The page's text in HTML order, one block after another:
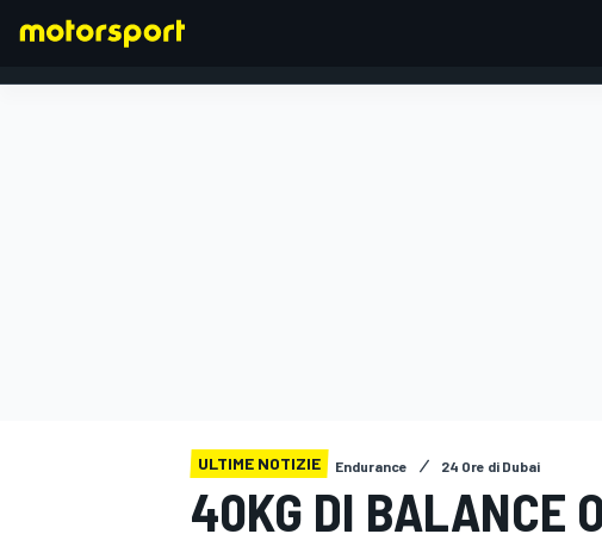
ULTIME NOTIZIE Endurance 24 Ore di Dubai
40KG DI BALANCE